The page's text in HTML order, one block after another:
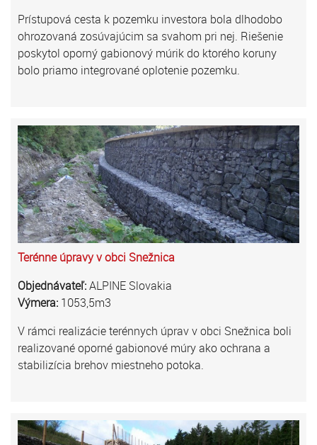
Prístupová cesta k pozemku investora bola dlhodobo
ohrozovaná zosúvajúcim sa svahom pri nej. Riešenie
poskytol oporný gabionový múrik do ktorého koruny
bolo priamo integrované oplotenie pozemku.
Terénne úpravy v obci Snežnica
Objednávateľ:ALPINE Slovakia
Výmera: 1053,5m3
V rámci realizácie terénnych úprav v obci Snežnica boli
realizované oporné gabionové múry ako ochrana a
stabilizícia brehov miestneho potoka.